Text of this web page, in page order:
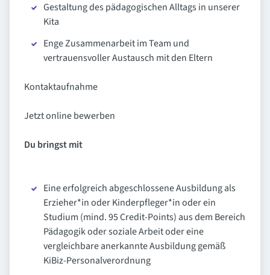
Gestaltung des pädagogischen Alltags in unserer
Kita
Enge Zusammenarbeit im Team und
vertrauensvoller Austausch mit den Eltern
Kontaktaufnahme
Jetzt online bewerben
Du bringst mit
Eine erfolgreich abgeschlossene Ausbildung als
Erzieher*in oder Kinderpfleger*in oder ein
Studium (mind. 95 Credit-Points) aus dem Bereich
Pädagogik oder soziale Arbeit oder eine
vergleichbare anerkannte Ausbildung gemäß
KiBiz-Personalverordnung